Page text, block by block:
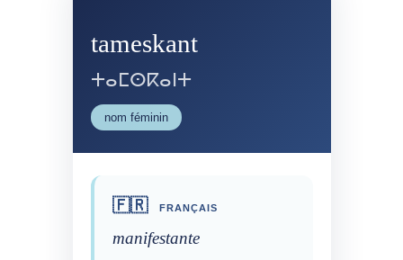
tameskant
ⵜⴰⵎⵙⴽⴰⵏⵜ
nom féminin
🇫🇷 FRANÇAIS
manifestante